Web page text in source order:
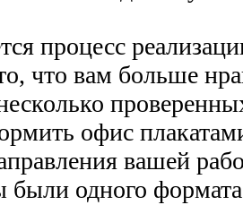
процесс
что вам больше
офис
вашей
были одного формата